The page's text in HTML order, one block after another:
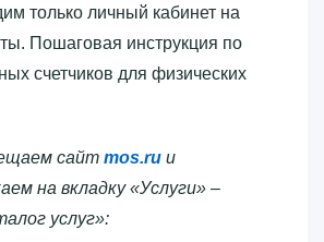
только личный кабинет на
Пошаговая инструкция по
счетчиков для физических
сайт mos.ru и
на вкладку «Услуги» –
услуг»: